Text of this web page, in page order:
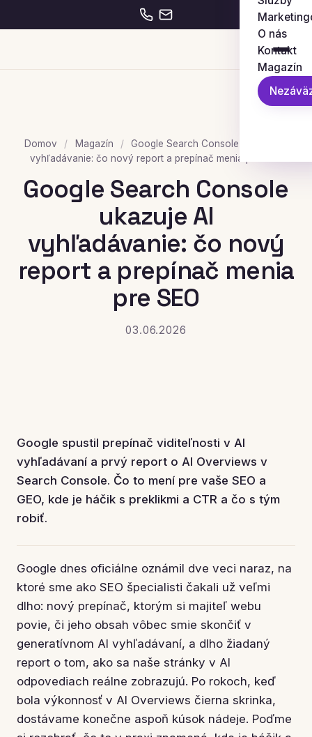
O nás
Kontakt
Magazín
Domov / Magazín /
Google Search Console ukazuje AI
vyhľadávanie: čo nový report a prepínač menia pre SEO
Google Search Console
ukazuje AI
vyhľadávanie: čo nový
report a prepínač menia
pre SEO
03.06.2026
Google spustil prepínač viditeľnosti v AI
vyhľadávaní a prvý report o AI Overviews v
Search Console. Čo to mení pre vaše SEO a
GEO, kde je háčik s preklikmi a CTR a čo s tým
robiť.
Google dnes oficiálne oznámil dve veci naraz, na
ktoré sme ako SEO špecialisti čakali už veľmi
dlho: nový prepínač, ktorým si majiteľ webu
povie, či jeho obsah vôbec smie skončiť v
generatívnom AI vyhľadávaní, a dlho žiadaný
report o tom, ako sa naše stránky v AI
odpovediach reálne zobrazujú. Po rokoch, keď
bola výkonnosť v AI Overviews čierna skrinka,
dostávame konečne aspoň kúsok nádeje. Poďme